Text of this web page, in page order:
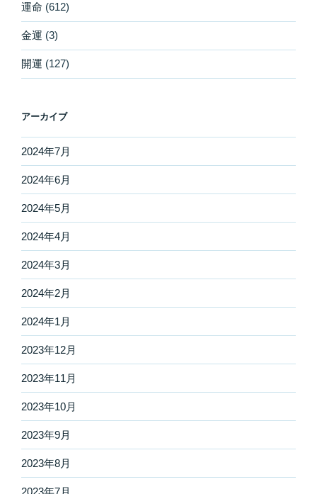
運命 (612)
金運 (3)
開運 (127)
アーカイブ
2024年7月
2024年6月
2024年5月
2024年4月
2024年3月
2024年2月
2024年1月
2023年12月
2023年11月
2023年10月
2023年9月
2023年8月
2023年7月